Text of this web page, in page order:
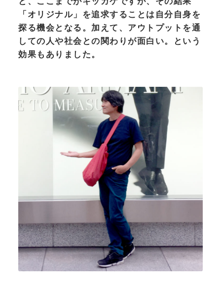
「オリジナル」を追求することは自分自身を
探る機会となる。加えて、アウトプットを通
しての人や社会との関わりが面白い。という
効果もありました。